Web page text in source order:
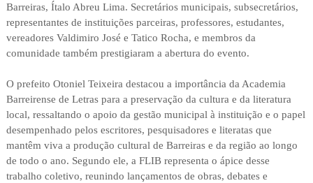
Barreiras, Ítalo Abreu Lima. Secretários municipais, subsecretários,
representantes de instituições parceiras, professores, estudantes,
vereadores Valdimiro José e Tatico Rocha, e membros da
comunidade também prestigiaram a abertura do evento.
O prefeito Otoniel Teixeira destacou a importância da Academia
Barreirense de Letras para a preservação da cultura e da literatura
local, ressaltando o apoio da gestão municipal à instituição e o papel
desempenhado pelos escritores, pesquisadores e literatas que
mantêm viva a produção cultural de Barreiras e da região ao longo
de todo o ano. Segundo ele, a FLIB representa o ápice desse
trabalho coletivo, reunindo lançamentos de obras, debates e